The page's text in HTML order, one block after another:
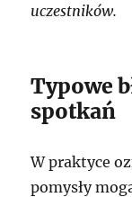
uczestników.
Typowe
spotkań
W praktyce
pomysły